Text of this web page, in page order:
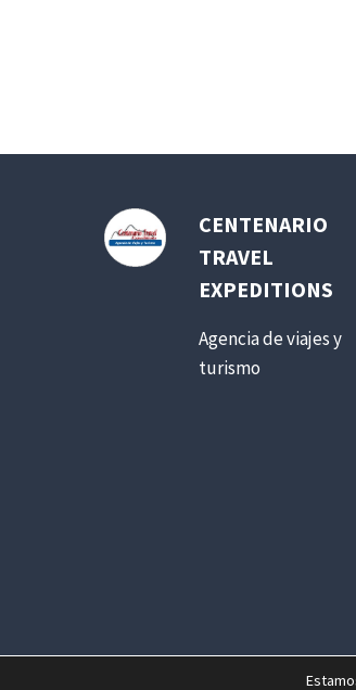
CENTENARIO
TRAVEL
EXPEDITIONS
Agencia de viajes y
turismo